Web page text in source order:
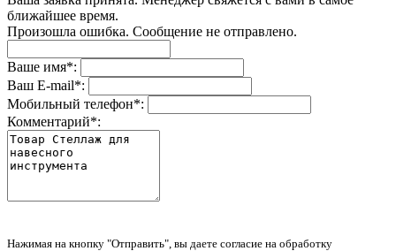
ближайшее время.
Произошла ошибка. Сообщение не отправлено.
Ваше имя*:
Ваш E-mail*:
Мобильный телефон*:
Комментарий*:
Нажимая на кнопку "Отправить", вы даете согласие на обработку